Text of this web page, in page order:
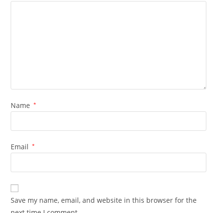
Name *
Email *
Save my name, email, and website in this browser for the